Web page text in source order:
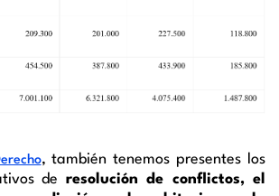
, también tenemos presentes los
de resolución de conflictos, el